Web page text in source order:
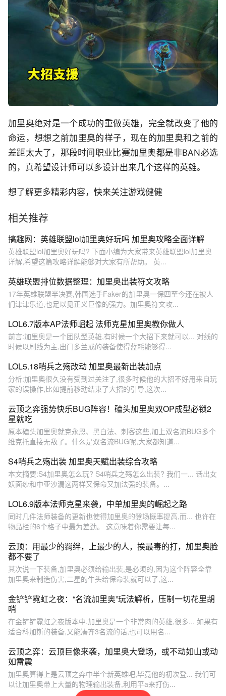
加里奥绝对是一个成功的重做英雄，完全就改变了他的
命运，想想之前加里奥的样子，现在的加里奥和之前的
差距太大了，那段时间职业比赛加里奥都是非BAN必选
的，真希望设计师可以多设计出来几个这样的英雄。
想了解更多精彩内容，快来关注游戏健健
相关推荐
搞趣网：英雄联盟lol加里奥好玩吗 加里奥攻略全面详解
英雄联盟lol加里奥好玩吗? 下面小编为大家带来英雄联盟lol加里奥
详解,希望这篇攻略详解能够对大家有所帮助。 英...
英雄联盟排位数据整理：加里奥出装符文攻略
17年英雄联盟半决赛,韩国选手Faker的加里奥一保四至今还在被人
们津津乐道,也足以见正义巨像的强力。加里奥符文攻...
LOL6.7版本AP法师崛起 法师克星加里奥教你做人
前言:加里奥是一个团队型英雄,有时候一个大招下来就可以... 对线的
时候以刷线为主,出门多兰戒的装备使得蓝耗能够得...
LOL5.18哨兵之殇改动 加里奥最新出装加点
分析:加里奥很久没有受到过关注了,很多时候他的大招不好用来自玩
家的误操作,比如提前移动结束了大招的引导,这次...
云顶之弈强势快乐BUG阵容！磕头加里奥双OP成型必锁2
星就吃
原本磕头加里奥就克永恩、黑白法、刺客这些,加上双名流BUG多个
维克托直接无敌了。什么是双名流BUG呢,大家都知道...
S4哨兵之殇出装 加里奥天赋出装综合攻略
本文摘要:S4加里奥怎么玩? S4哨兵之殇怎么出装? 我们一... 话出女
妖面纱和中亚沙漏这两样又保命又加法强的装备。...
LOL6.9版本法师克星来袭，中单加里奥的崛起之路
同时几件法师装备的更新也使得加里奥的登场概率提高,而... 也许在
物品栏的6个格子中最为差劲。 这意味着你需要让每...
云顶：用最少的羁绊，上最少的人，挨最毒的打，加里奥脸
都不要了
其次说一下装备,加里奥必须给输出装,是必须的,因为这个阵容全靠
加里奥来制造伤害,二星的牛头给保命装就可以了,这...
金铲铲霓虹之夜：“名流加里奥”玩法解析，压制一切花里胡
哨
在金铲铲霓虹之夜版本中,加里奥是一个非常肉的英雄,很多... 如果有
适合科加斯的装备,又能凑齐3名流的话,也可以用名...
云顶之弈：云顶巨像来袭，加里奥大登场，或不动如山或动
如雷震
加里奥算得上是云顶之弈中半个新英雄吧,毕竟他的初次登... 我们可
以让加里奥带上大量的物理输出装备,利用平a来打伤...